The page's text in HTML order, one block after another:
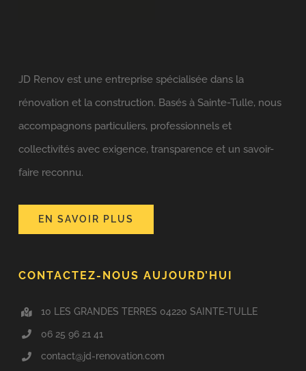
JD Renov est une entreprise spécialisée dans la
rénovation et la construction. Basés à Sainte-Tulle, nous
accompagnons particuliers, professionnels et
collectivités avec exigence, transparence et un savoir-
faire reconnu.
EN SAVOIR PLUS
CONTACTEZ-NOUS AUJOURD’HUI
10 LES GRANDES TERRES 04220 SAINTE-TULLE
06 25 96 21 41
contact@jd-renovation.com